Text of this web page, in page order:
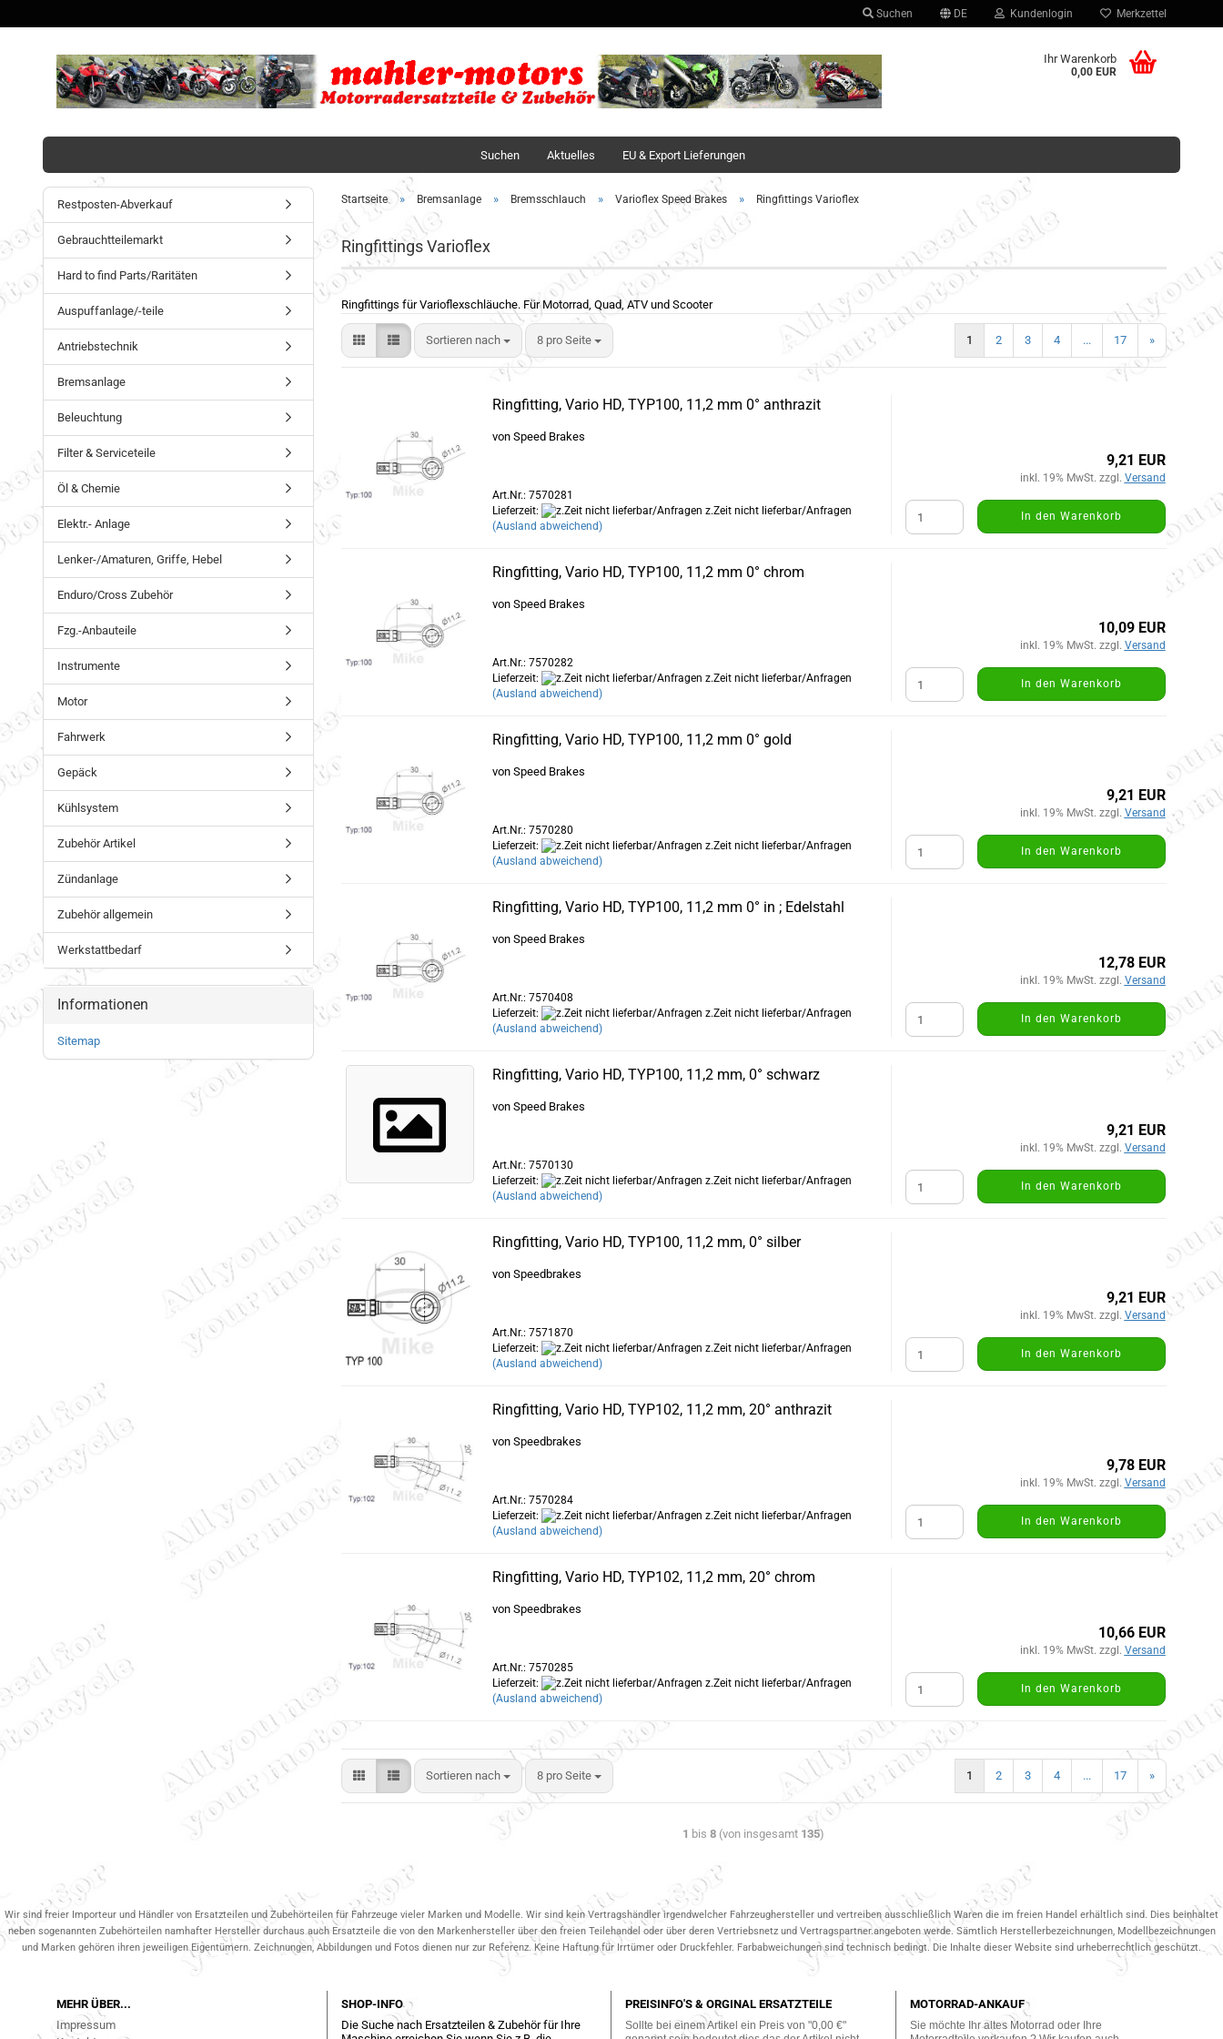
Suchen DE
Sprache auswählen
Kundenlogin
Konto erstellen
Passwort vergessen?
Merkzettel
Ihr Warenkorb
0,00 EUR
Suchen Aktuelles EU & Export Lieferungen
Startseite » Bremsanlage » Bremsschlauch » Varioflex Speed Brakes » Ringfittings Varioflex
Ringfittings Varioflex
Ringfittings für Varioflexschläuche. Für Motorrad, Quad, ATV und Scooter
Sortieren nach 8 pro Seite 1 2 3 4 ... 17 »
Ringfitting, Vario HD, TYP100, 11,2 mm 0° anthrazit
von Speed Brakes
Art.Nr.: 7570281
Lieferzeit:
z.Zeit nicht lieferbar/Anfragen
(Ausland abweichend)
9,21 EUR
inkl. 19% MwSt. zzgl. Versand
In den Warenkorb
Ringfitting, Vario HD, TYP100, 11,2 mm 0° chrom
von Speed Brakes
Art.Nr.: 7570282
Lieferzeit:
z.Zeit nicht lieferbar/Anfragen
(Ausland abweichend)
10,09 EUR
inkl. 19% MwSt. zzgl. Versand
In den Warenkorb
Ringfitting, Vario HD, TYP100, 11,2 mm 0° gold
von Speed Brakes
Art.Nr.: 7570280
Lieferzeit:
z.Zeit nicht lieferbar/Anfragen
(Ausland abweichend)
9,21 EUR
inkl. 19% MwSt. zzgl. Versand
In den Warenkorb
Ringfitting, Vario HD, TYP100, 11,2 mm 0° in ; Edelstahl
von Speed Brakes
Art.Nr.: 7570408
Lieferzeit:
z.Zeit nicht lieferbar/Anfragen
(Ausland abweichend)
12,78 EUR
inkl. 19% MwSt. zzgl. Versand
In den Warenkorb
Ringfitting, Vario HD, TYP100, 11,2 mm, 0° schwarz
von Speed Brakes
Art.Nr.: 7570130
Lieferzeit:
z.Zeit nicht lieferbar/Anfragen
(Ausland abweichend)
9,21 EUR
inkl. 19% MwSt. zzgl. Versand
In den Warenkorb
Ringfitting, Vario HD, TYP100, 11,2 mm, 0° silber
von Speedbrakes
Art.Nr.: 7571870
Lieferzeit:
z.Zeit nicht lieferbar/Anfragen
(Ausland abweichend)
9,21 EUR
inkl. 19% MwSt. zzgl. Versand
In den Warenkorb
Ringfitting, Vario HD, TYP102, 11,2 mm, 20° anthrazit
von Speedbrakes
Art.Nr.: 7570284
Lieferzeit:
z.Zeit nicht lieferbar/Anfragen
(Ausland abweichend)
9,78 EUR
inkl. 19% MwSt. zzgl. Versand
In den Warenkorb
Ringfitting, Vario HD, TYP102, 11,2 mm, 20° chrom
von Speedbrakes
Art.Nr.: 7570285
Lieferzeit:
z.Zeit nicht lieferbar/Anfragen
(Ausland abweichend)
10,66 EUR
inkl. 19% MwSt. zzgl. Versand
In den Warenkorb
Sortieren nach 8 pro Seite 1 2 3 4 ... 17 »
1 bis8 (von insgesamt 135)
Restposten-Abverkauf
Gebrauchtteilemarkt
Hard to find Parts/Raritäten
Auspuffanlage/-teile
Antriebstechnik
Bremsanlage
Beleuchtung
Filter & Serviceteile
Öl & Chemie
Elektr.- Anlage
Lenker-/Amaturen, Griffe, Hebel
Enduro/Cross Zubehör
Fzg.-Anbauteile
Instrumente
Motor
Fahrwerk
Gepäck
Kühlsystem
Zubehör Artikel
Zündanlage
Zubehör allgemein
Werkstattbedarf
Informationen
Sitemap
Wir sind freier Importeur und Händler von Ersatzteilen und Zubehörteilen für Fahrzeuge vieler Marken und Modelle. Wir sind kein Vertragshändler irgendwelcher Fahrzeughersteller und vertreiben ausschließlich Waren die im freien Handel erhältlich sind. Dies beinhaltet
neben sogenannten Zubehörteilen namhafter Hersteller durchaus auch Ersatzteile die von den Markenhersteller über den freien Teilehandel oder über deren Vertriebsnetz und Vertragspartner.angeboten werde. Sämtlich Herstellerbezeichnungen, Modellbezeichnungen
und Marken gehören ihren jeweiligen Eigentümern. Zeichnungen, Abbildungen und Fotos dienen nur zur Referenz. Keine Haftung für Irrtümer oder Druckfehler. Farbabweichungen sind technisch bedingt. Die Inhalte dieser Website sind urheberrechtlich geschützt.
MEHR ÜBER...
Impressum
SHOP-INFO
Die Suche nach Ersatzteilen & Zubehör für Ihre
PREISINFO'S & ORGINAL ERSATZTEILE
Sollte bei einem Artikel ein Preis von "0,00 €"
MOTORRAD-ANKAUF
Sie möchte Ihr altes Motorrad oder Ihre